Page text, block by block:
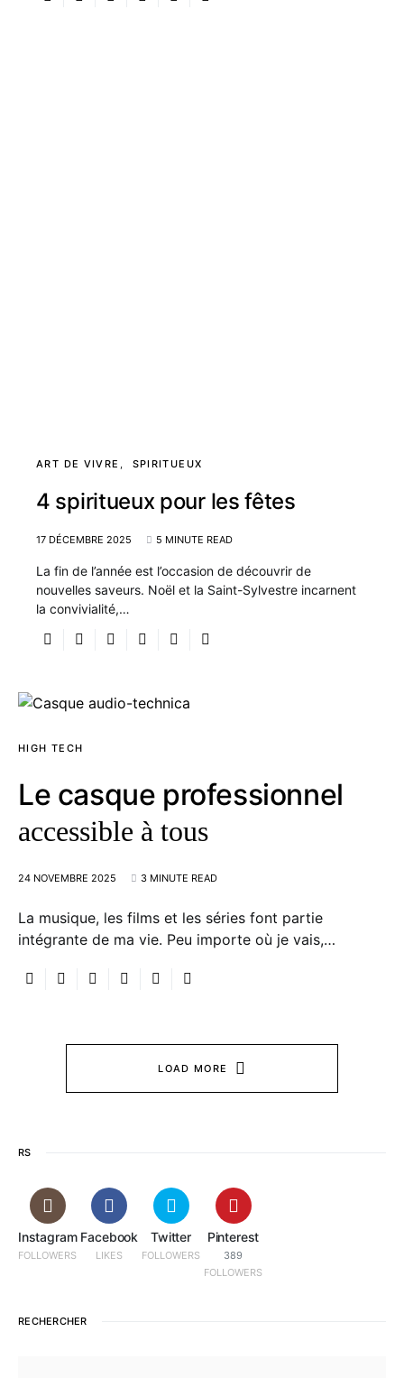
ART DE VIVRE SPIRITUEUX
4 spiritueux pour les fêtes
17 DÉCEMBRE 2025 5 MINUTE READ
La fin de l’année est l’occasion de découvrir de
nouvelles saveurs. Noël et la Saint-Sylvestre incarnent
la convivialité,…
HIGH TECH
Le casque professionnel
accessible à tous
24 NOVEMBRE 2025 3 MINUTE READ
La musique, les films et les séries font partie
intégrante de ma vie. Peu importe où je vais,…
LOAD MORE
RS
Instagram
FOLLOWERS
Facebook
LIKES
Twitter
FOLLOWERS
Pinterest
389
FOLLOWERS
RECHERCHER